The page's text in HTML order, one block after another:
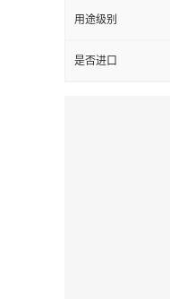
用途级别
是否进口